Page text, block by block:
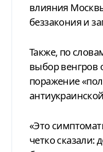
влияния
беззакония и
Также, по
выбор венгров
поражение
«Это
четко сказали: